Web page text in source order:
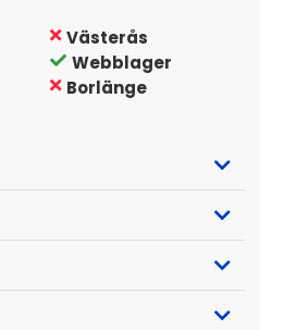
Västerås
Webblager
Borlänge